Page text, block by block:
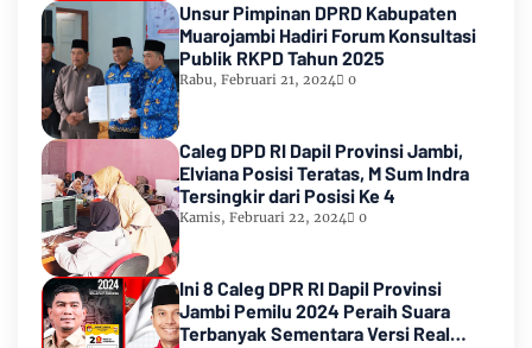
Unsur Pimpinan DPRD Kabupaten
Muarojambi Hadiri Forum Konsultasi
Publik RKPD Tahun 2025
Rabu, Februari 21, 2024 0
Caleg DPD RI Dapil Provinsi Jambi,
Elviana Posisi Teratas, M Sum Indra
Tersingkir dari Posisi Ke 4
Kamis, Februari 22, 2024 0
Ini 8 Caleg DPR RI Dapil Provinsi
Jambi Pemilu 2024 Peraih Suara
Terbanyak Sementara Versi Real